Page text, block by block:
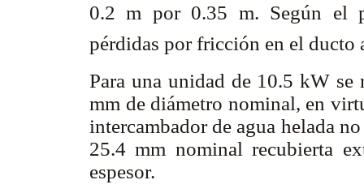
0.2 m por 0.35 m. Según el
pérdidas por fricción en el ducto
Para una unidad de 10.5 kW
mm de diámetro nominal, en
intercambador de agua helada
25.4 mm nominal recubierta
espesor.